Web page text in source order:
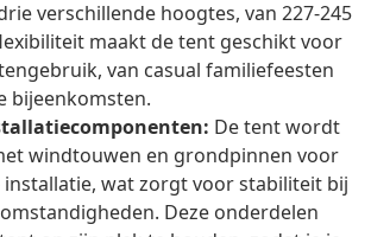
verschillende hoogtes, van 227-245
maakt de tent geschikt voor
van casual familiefeesten
bijeenkomsten.
De tent wordt
windtouwen en grondpinnen voor
installatie, wat zorgt voor stabiliteit bij
Deze onderdelen